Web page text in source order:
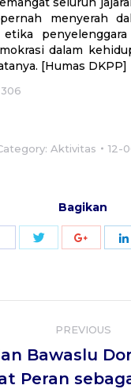
menyerah
etika
dalam
[Humas DKPP]
306
Aktivitas 12-
Bagikan
Share
PREVIOUS
Bawaslu
Peran